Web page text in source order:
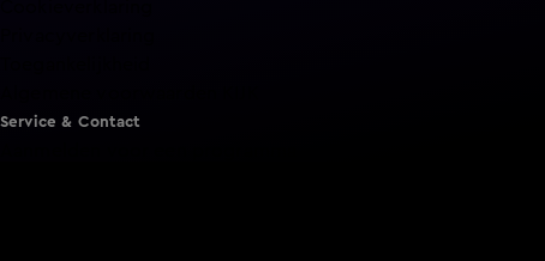
Service & Contact